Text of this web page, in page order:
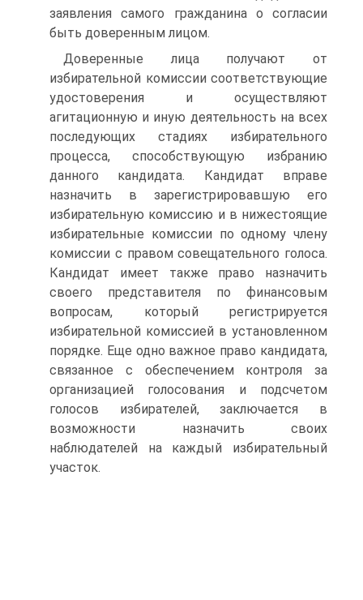
заявления самого гражданина о согласии
быть доверенным лицом.
Доверенные лица получают от
избирательной комиссии соответствующие
удостоверения и осуществляют
агитационную и иную деятельность на всех
последующих стадиях избирательного
процесса, способствующую избранию
данного кандидата. Кандидат вправе
назначить в зарегистрировавшую его
избирательную комиссию и в нижестоящие
избирательные комиссии по одному члену
комиссии с правом совещательного голоса.
Кандидат имеет также право назначить
своего представителя по финансовым
вопросам, который регистрируется
избирательной комиссией в установленном
порядке. Еще одно важное право кандидата,
связанное с обеспечением контроля за
организацией голосования и подсчетом
голосов избирателей, заключается в
возможности назначить своих
наблюдателей на каждый избирательный
участок.